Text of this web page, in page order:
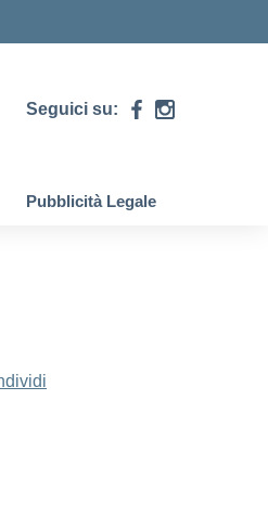
Seguici su:
Pubblicità Legale